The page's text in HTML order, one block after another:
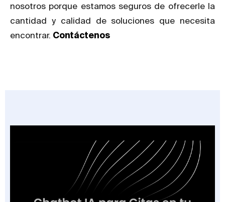
nosotros porque estamos seguros de ofrecerle la
cantidad y calidad de soluciones que necesita
encontrar. Contáctenos